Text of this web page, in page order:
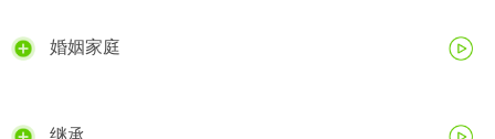
婚姻家庭
继承